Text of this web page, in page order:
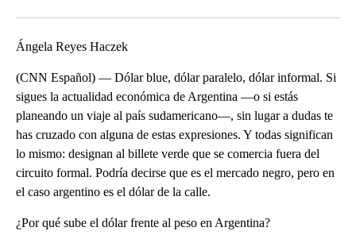
Ángela Reyes Haczek
(CNN Español) — Dólar blue, dólar paralelo, dólar informal. Si
sigues la actualidad económica de Argentina —o si estás
planeando un viaje al país sudamericano—, sin lugar a dudas te
has cruzado con alguna de estas expresiones. Y todas significan
lo mismo: designan al billete verde que se comercia fuera del
circuito formal. Podría decirse que es el mercado negro, pero en
el caso argentino es el dólar de la calle.
¿Por qué sube el dólar frente al peso en Argentina?